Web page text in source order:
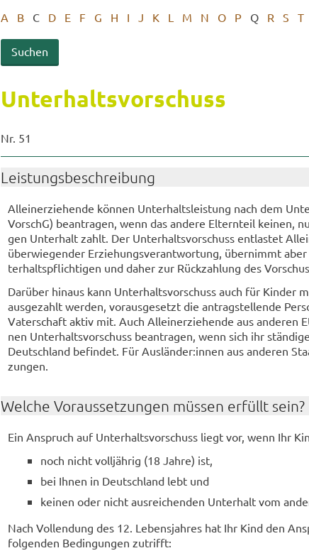
A B C D E F G H I J K L M N O P Q R S T
Un­ter­halts­vor­schuss
Nr. 51
Leis­tungs­be­schrei­bung
Al­lein­er­zie­hen­de kön­nen Un­ter­halts­leis­tung nach dem
VorschG) be­an­tra­gen, wenn das an­de­re El­tern­teil kei­nen,
gen Un­ter­halt zahlt. Der Un­ter­halts­vor­schuss ent­las­tet
über­wie­gen­der Er­zie­hungs­ver­ant­wor­tung, über­nimmt
ter­halts­pflich­ti­gen und daher zur Rück­zah­lung des
Dar­über hin­aus kann Un­ter­halts­vor­schuss auch für Kin­der
aus­ge­zahlt wer­den, vor­aus­ge­setzt die an­trag­stel­len­de
Va­ter­schaft aktiv mit. Auch Al­lein­er­zie­hen­de aus an­de­ren
nen Un­ter­halts­vor­schuss be­an­tra­gen, wenn sich ihr
Deutsch­land be­fin­det. Für Aus­län­der:innen aus an­de­ren
zun­gen.
Wel­che Vor­aus­set­zun­gen müs­sen er­füllt sein?
Ein An­spruch auf Un­ter­halts­vor­schuss liegt vor, wenn Ihr
noch nicht voll­jäh­rig (18 Jahre) ist,
bei Ihnen in Deutsch­land lebt und
kei­nen oder nicht aus­rei­chen­den Un­ter­halt vom
Nach Voll­endung des 12. Le­bens­jah­res hat Ihr Kind den
fol­gen­den Be­din­gun­gen zu­trifft: